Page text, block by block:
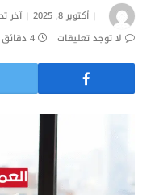
أكتوبر 8, 2025 آخر
لا توجد تعليقات
4 دقائق